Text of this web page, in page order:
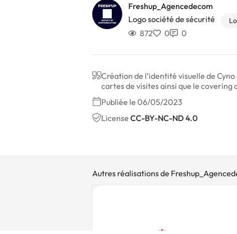
Freshup_Agencedecom
Logo société de sécurité
872 0 0
Création de l’identité visuelle de
cartes de visites ainsi que le covering
Publiée le 06/05/2023
License CC-BY-NC-ND 4.0
Autres réalisations de